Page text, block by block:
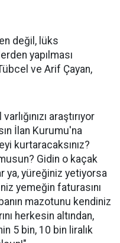
değil, lüks
yapılması
ve Arif Çayan,
araştırıyor
İlan Kurumu'na
kurtaracaksınız?
Gidin o kaçak
ya, yüreğiniz yetiyorsa
yemeğin faturasını
mazotunu kendiniz
herkesin altından,
5 bin, 10 bin liralık